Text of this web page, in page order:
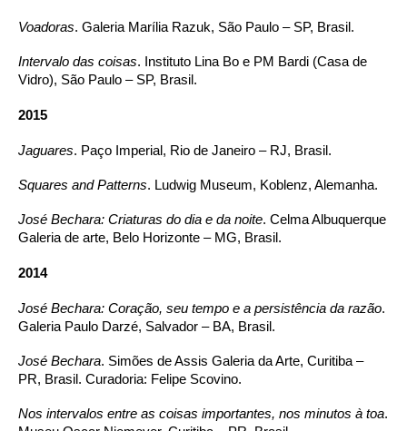
Voadoras. Galeria Marília Razuk, São Paulo – SP, Brasil.
Intervalo das coisas. Instituto Lina Bo e PM Bardi (Casa de
Vidro), São Paulo – SP, Brasil.
2015
Jaguares. Paço Imperial, Rio de Janeiro – RJ, Brasil.
Squares and Patterns. Ludwig Museum, Koblenz, Alemanha.
José Bechara: Criaturas do dia e da noite. Celma Albuquerque
Galeria de arte, Belo Horizonte – MG, Brasil.
2014
José Bechara: Coração, seu tempo e a persistência da razão.
Galeria Paulo Darzé, Salvador – BA, Brasil.
José Bechara. Simões de Assis Galeria da Arte, Curitiba –
PR, Brasil. Curadoria: Felipe Scovino.
Nos intervalos entre as coisas importantes, nos minutos à toa.